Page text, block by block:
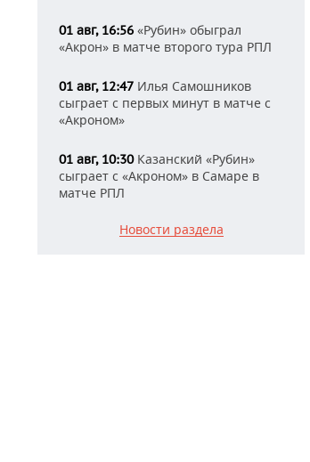
01 авг, 16:56 «Рубин» обыграл
«Акрон» в матче второго тура РПЛ
01 авг, 12:47 Илья Самошников
сыграет с первых минут в матче с
«Акроном»
01 авг, 10:30Казанский «Рубин»
сыграет с «Акроном» в Самаре в
матче РПЛ
Новости раздела